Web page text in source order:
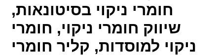
חומרי ניקוי בסיטונאות,
שיווק חומרי ניקוי, חומרי
ניקוי למוסדות, קליר חומרי